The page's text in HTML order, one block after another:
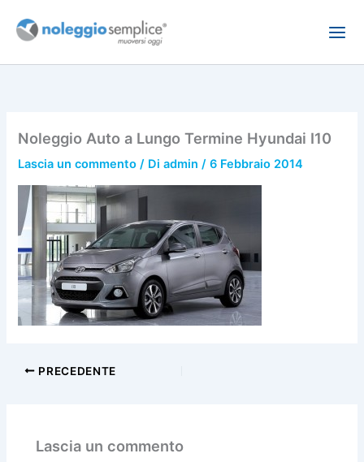
Noleggio Auto a Lungo Termine Hyundai I10
Lascia un commento / Diadmin/6 Febbraio 2014
PRECEDENTE
Lascia un commento